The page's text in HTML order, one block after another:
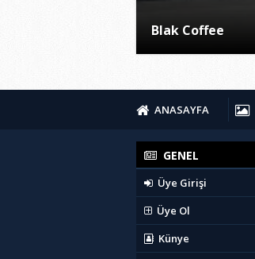
Blak Coffee
ANASAYFA
GENEL
Üye Girişi
Üye Ol
Künye